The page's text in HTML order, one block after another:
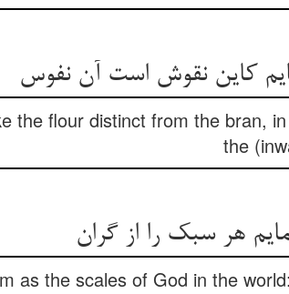
کاین نقوش است آن نفوس‏
the flour distinct from the bran,
the
هر سبک را از گران‏
as the scales of God in the